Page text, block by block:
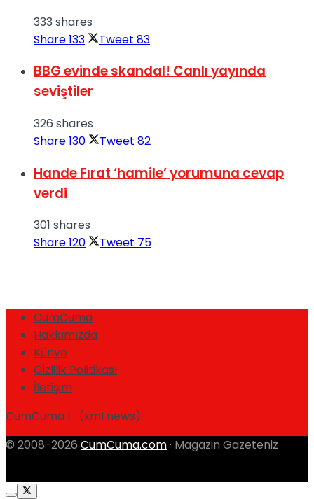
333 shares
Share133 Tweet 83
BBG evinde skandal! Canlı yayında
seviştiler
326 shares
Share130 Tweet 82
Hande Fırat ‘hamile’ yorumuna cevap
verdi
301 shares
Share120 Tweet 75
CumCuma
Hakkımızda
Künye
Gizlilik Politikası
İletişim
CumCuma | (xml news)
© 2008-2026 CumCuma.com · Magazin Gazeteniz